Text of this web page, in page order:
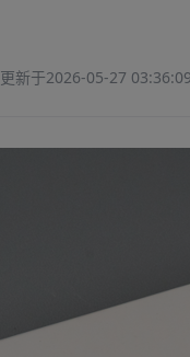
更新于2026-05-27 03:36:09